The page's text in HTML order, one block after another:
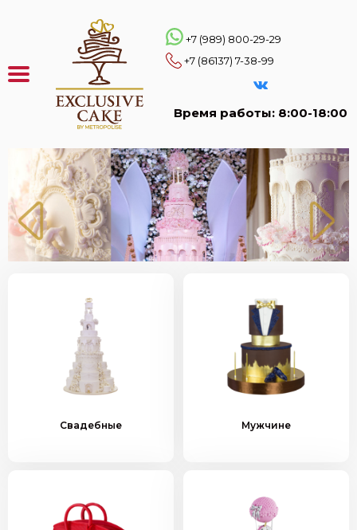
+7 (989) 800-29-29
+7 (86137) 7-38-99
Время работы: 8:00-18:00
Свадебные Мужчине